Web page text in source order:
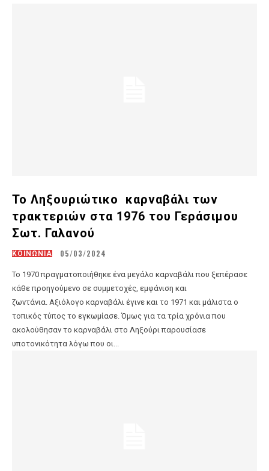
Το Ληξουριώτικο καρναβάλι των
τρακτεριών στα 1976 του Γεράσιμου
Σωτ. Γαλανού
ΚΟΙΝΩΝΙΑ 05/03/2024
Το 1970 πραγματοποιήθηκε ένα μεγάλο καρναβάλι που ξεπέρασε
κάθε προηγούμενο σε συμμετοχές, εμφάνιση και
ζωντάνια. Αξιόλογο καρναβάλι έγινε και το 1971 και μάλιστα ο
τοπικός τύπος το εγκωμίασε. Όμως για τα τρία χρόνια που
ακολούθησαν το καρναβάλι στο Ληξούρι παρουσίασε
υποτονικότητα λόγω που οι...